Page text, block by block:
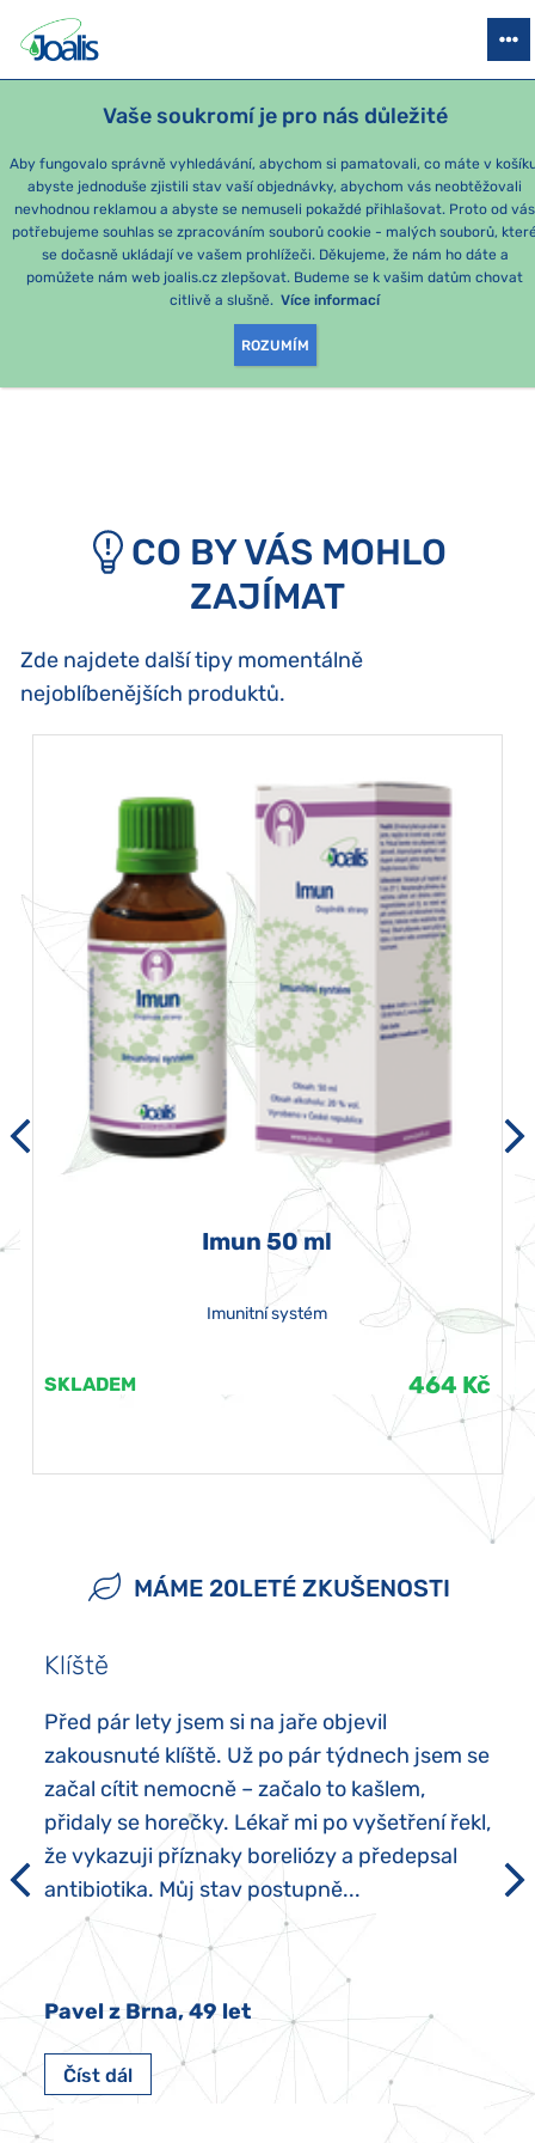
Vaše soukromí je pro nás důležité
Aby fungovalo správně vyhledávání, abychom si pamatovali, co máte v
abyste jednoduše zjistili stav vaší objednávky, abychom vás neobtěžovali
nevhodnou reklamou a abyste se nemuseli pokaždé přihlašovat. Proto od vás
potřebujeme souhlas se zpracováním souborů cookie - malých souborů,
se dočasně ukládají ve vašem prohlížeči. Děkujeme, že nám ho dáte a
pomůžete nám web joalis.cz zlepšovat. Budeme se k vašim datům chovat
citlivě a slušně. Více informací
ROZUMÍM
PRODUKTY PODLE OBTÍŽÍ SEZÓNNÍ BALÍČKY PRO DĚTI
OMLOUVÁME SE, ALE
TATO STRÁNKA
NEEXISTUJE.
CO BY VÁS MOHLO
ZAJÍMAT
Zde najdete další tipy momentálně
nejoblíbenějších produktů.
Imun 50 ml
Imunitní systém
SKLADEM 464 Kč
MÁME 20LETÉ ZKUŠENOSTI
Klíště
Před pár lety jsem si na jaře objevil
zakousnuté klíště. Už po pár týdnech jsem se
začal cítit nemocně – začalo to kašlem,
přidaly se horečky. Lékař mi po vyšetření řekl,
že vykazuji příznaky boreliózy a předepsal
antibiotika. Můj stav postupně...
Pavel z Brna, 49 let
Číst dál